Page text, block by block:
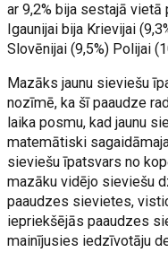
ar 9,2% bija sestajā
Igaunijai bija Krievijai
Slovēnijai (9,5%) Polijai
Mazāks jaunu sieviešu
nozīmē, ka šī paaudze
laika posmu, kad jaunu
matemātiski
sieviešu īpatsvars no
mazāku vidējo sieviešu
paaudzes sievietes,
iepriekšējās paaudzes
mainījusies iedzīvotāju